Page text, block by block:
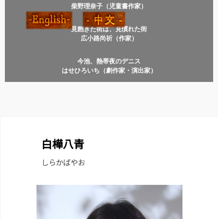
柴野理奈子（児童書作家）
見飽きた街は、見慣れた街
広小路尚祈（作家）
今池、熱帯夜のデニス
はせひろいち（劇作家・演出家）
白樺八青
しらかばやお